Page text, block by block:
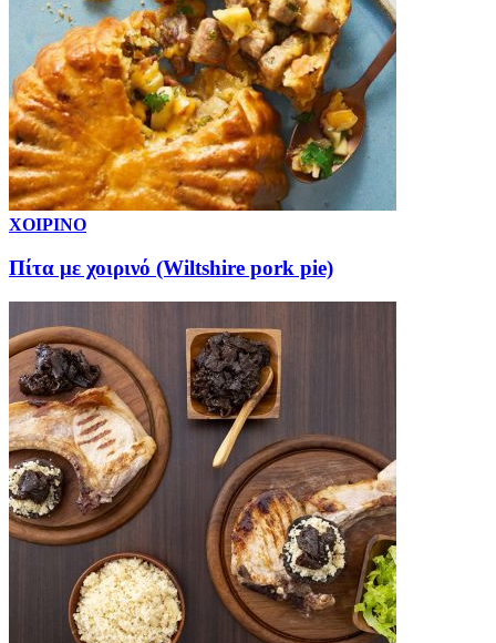
ΧΟΙΡΙΝΟ
Πίτα με χοιρινό (Wiltshire pork pie)